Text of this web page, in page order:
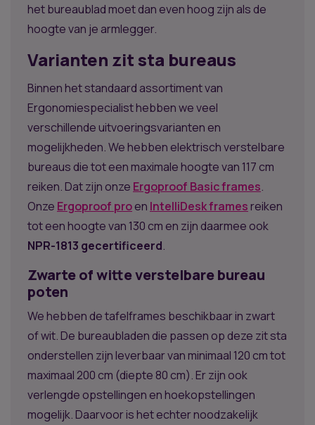
het bureaublad moet dan even hoog zijn als de
hoogte van je armlegger.
Varianten zit sta bureaus
Binnen het standaard assortiment van
Ergonomiespecialist hebben we veel
verschillende uitvoeringsvarianten en
mogelijkheden. We hebben elektrisch verstelbare
bureaus die tot een maximale hoogte van 117 cm
reiken. Dat zijn onze Ergoproof Basic frames.
Onze Ergoproof proen IntelliDesk framesreiken
tot een hoogte van 130 cm en zijn daarmee ook
NPR-1813 gecertificeerd.
Zwarte of witte verstelbare bureau
poten
We hebben de tafelframes beschikbaar in zwart
of wit. De bureaubladen die passen op deze zit sta
onderstellen zijn leverbaar van minimaal 120 cm tot
maximaal 200 cm (diepte 80 cm). Er zijn ook
verlengde opstellingen en hoekopstellingen
mogelijk. Daarvoor is het echter noodzakelijk